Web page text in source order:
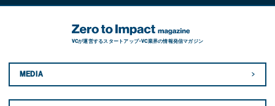
VCが運営するスタートアップ・VC業界の情報発信マガジン
MEDIA